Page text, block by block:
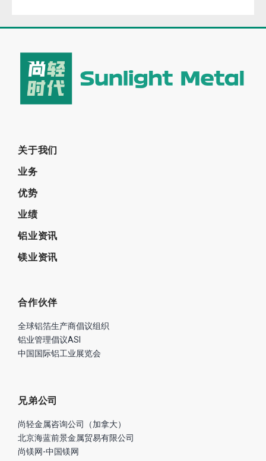
关于我们
业务
优势
业绩
铝业资讯
镁业资讯
合作伙伴
全球铝箔生产商倡议组织
铝业管理倡议ASI
中国国际铝工业展览会
兄弟公司
尚轻金属咨询公司（加拿大）
北京海蓝前景金属贸易有限公司
尚镁网-中国镁网